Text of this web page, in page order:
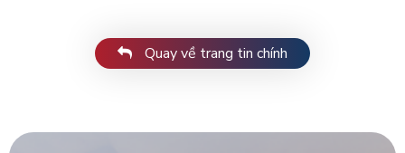
Quay về trang tin chính